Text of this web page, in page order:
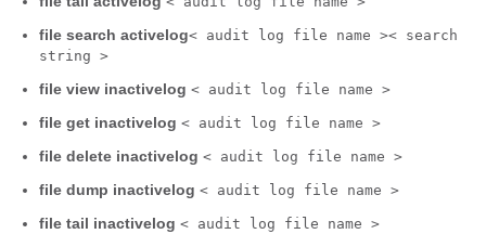
file search activelog< audit log file name >< search
string >
file view inactivelog < audit log file name >
file get inactivelog < audit log file name >
file delete inactivelog < audit log file name >
file dump inactivelog < audit log file name >
file tail inactivelog < audit log file name >